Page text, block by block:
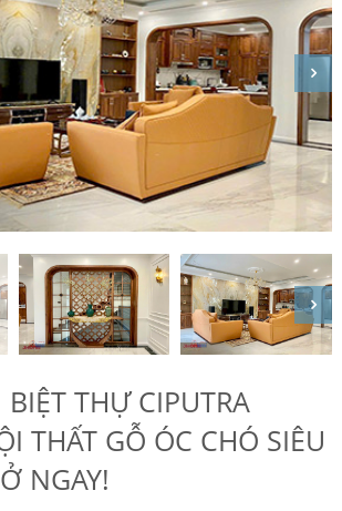
THỰ CIPUTRA
THẤT GỖ ÓC CHÓ SIÊU
NGAY!